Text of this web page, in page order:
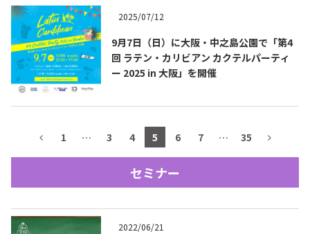
メキシコの記念日 Events of Mexico
トピックス一覧
Contact
テキーラ・メスカルが飲める
Bar & Restaurant
2025/07/12
9月7日（日）に大阪・中之島公園で「第4
回 ラテン・カリビアン カクテルパーティ
ー 2025 in 大阪」を開催
1 … 3 4 5 6 7 … 35
セミナー
2022/06/21